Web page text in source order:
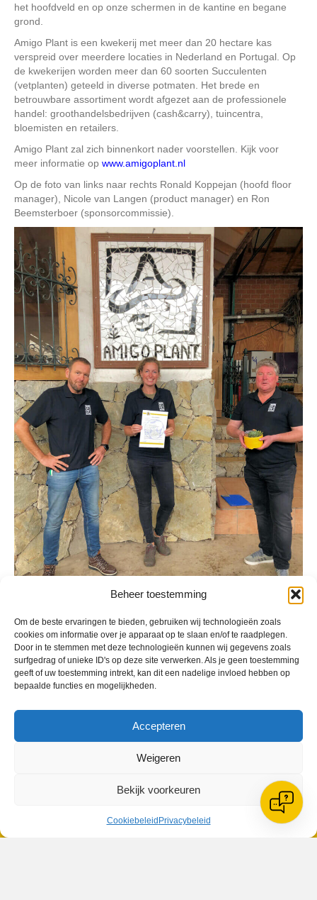
Beheer toestemming
Om de beste ervaringen te bieden, gebruiken wij technologieën zoals
cookies om informatie over je apparaat op te slaan en/of te raadplegen.
Door in te stemmen met deze technologieën kunnen wij gegevens zoals
surfgedrag of unieke ID's op deze site verwerken. Als je geen toestemming
geeft of uw toestemming intrekt, kan dit een nadelige invloed hebben op
bepaalde functies en mogelijkheden.
Accepteren
Weigeren
Bekijk voorkeuren
Cookiebeleid Privacybeleid
het hoofdveld en op onze schermen in de kantine en begane
grond.
Amigo Plant is een kwekerij met meer dan 20 hectare kas
verspreid over meerdere locaties in Nederland en Portugal. Op
de kwekerijen worden meer dan 60 soorten Succulenten
(vetplanten) geteeld in diverse potmaten. Het brede en
betrouwbare assortiment wordt afgezet aan de professionele
handel: groothandelsbedrijven (cash&carry), tuincentra,
bloemisten en retailers.
Amigo Plant zal zich binnenkort nader voorstellen. Kijk voor
meer informatie op www.amigoplant.nl
Op de foto van links naar rechts Ronald Koppejan (hoofd floor
manager), Nicole van Langen (product manager) en Ron
Beemsterboer (sponsorcommissie).
Geplaatst inBerichten seizoen 2020-2021